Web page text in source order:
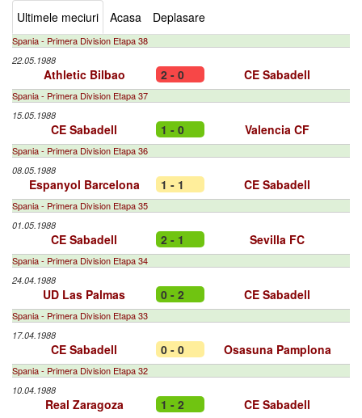
Ultimele meciuri Acasa Deplasare
Spania - Primera Division Etapa 38
22.05.1988
Athletic Bilbao 2 - 0 CE Sabadell
Spania - Primera Division Etapa 37
15.05.1988
CE Sabadell 1 - 0 Valencia CF
Spania - Primera Division Etapa 36
08.05.1988
Espanyol Barcelona 1 - 1 CE Sabadell
Spania - Primera Division Etapa 35
01.05.1988
CE Sabadell 2 - 1 Sevilla FC
Spania - Primera Division Etapa 34
24.04.1988
UD Las Palmas 0 - 2 CE Sabadell
Spania - Primera Division Etapa 33
17.04.1988
CE Sabadell 0 - 0 Osasuna Pamplona
Spania - Primera Division Etapa 32
10.04.1988
Real Zaragoza 1 - 2 CE Sabadell